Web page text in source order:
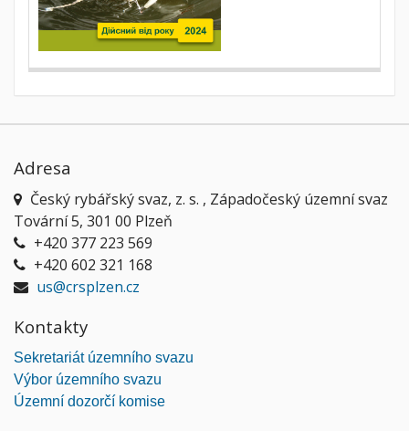
Adresa
Český rybářský svaz, z. s. , Západočeský územní svaz
Tovární 5, 301 00 Plzeň
+420 377 223 569
+420 602 321 168
us@crsplzen.cz
Kontakty
Sekretariát územního svazu
Výbor územního svazu
Územní dozorčí komise